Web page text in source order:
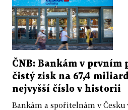
ČNB: Bankám v prvním
čistý zisk na 67,4
nejvyšší číslo v historii
Bankám a spořitelnám v